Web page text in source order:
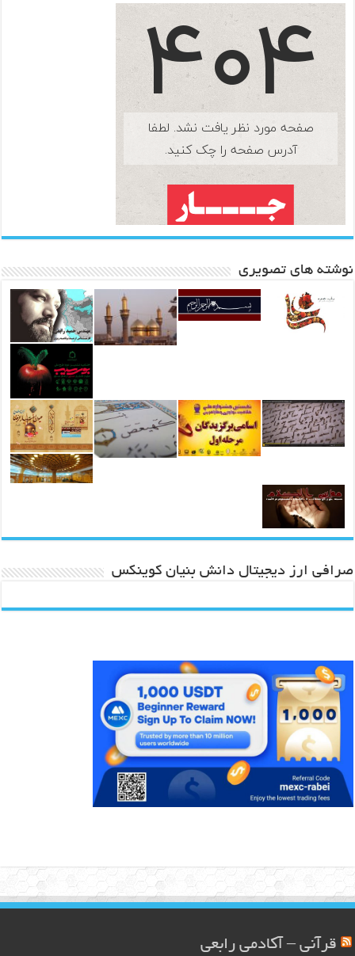
نوشته های تصویری
صرافی ارز دیجیتال دانش بنیان کوینکس
قرآنی – آکادمی رابعی